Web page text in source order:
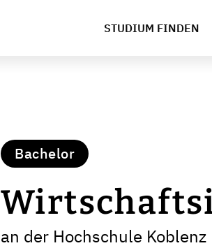
STUDIUM FINDEN
Bachelor
an der Hochschule Koblenz